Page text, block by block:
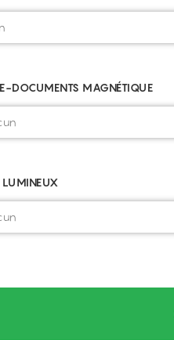
DOCUMENTS MAGNÉTIQUE
LUMINEUX